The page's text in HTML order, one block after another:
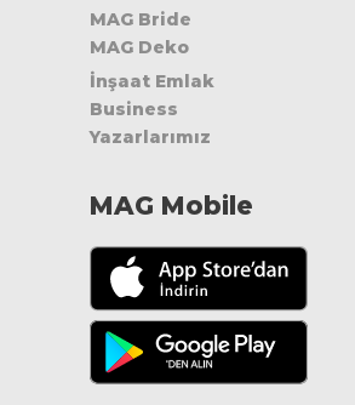
MAG Bride
MAG Deko
İnşaat Emlak
Business
Yazarlarımız
MAG Mobile